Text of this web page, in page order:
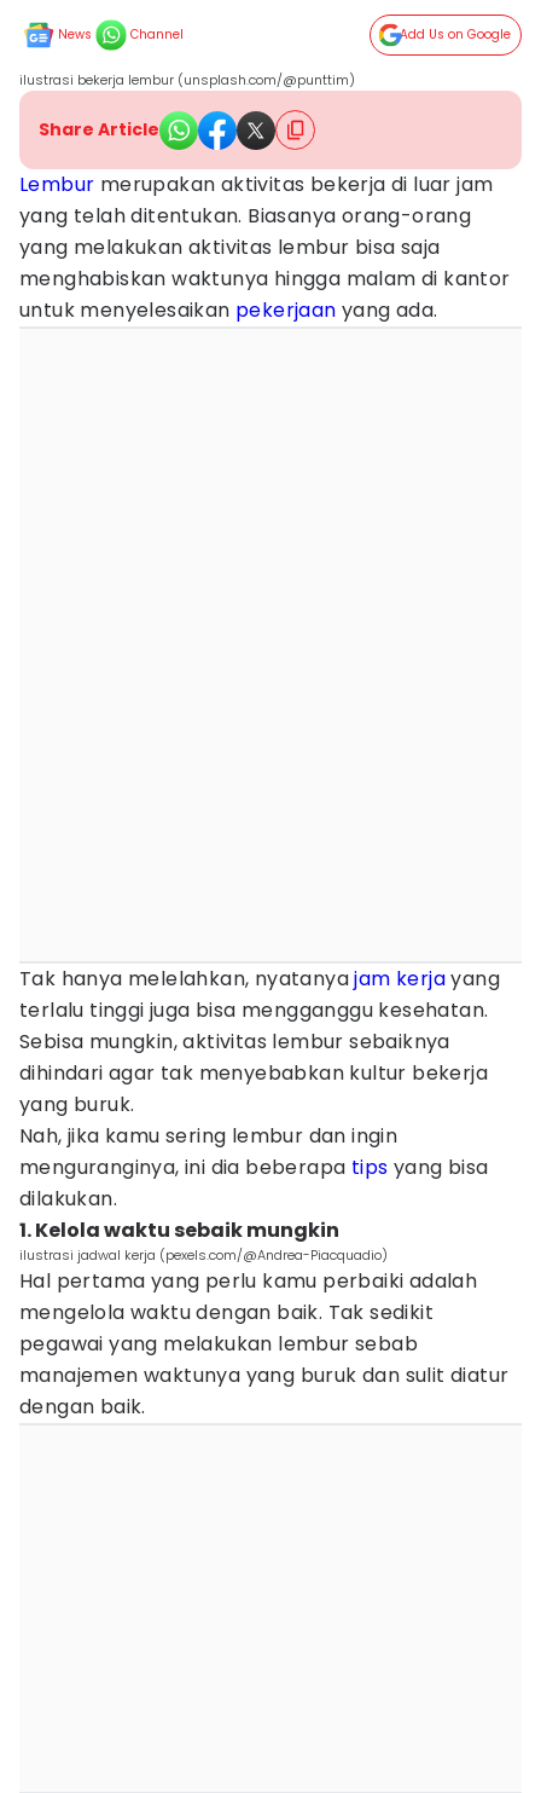
News Channel Add Us on Google
ilustrasi bekerja lembur (unsplash.com/@punttim)
Share Article
Lembur merupakan aktivitas bekerja di luar jam
yang telah ditentukan. Biasanya orang-orang
yang melakukan aktivitas lembur bisa saja
menghabiskan waktunya hingga malam di kantor
untuk menyelesaikan pekerjaan yang ada.
Tak hanya melelahkan, nyatanyajam kerjayang
terlalu tinggi juga bisa mengganggu kesehatan.
Sebisa mungkin, aktivitas lembur sebaiknya
dihindari agar tak menyebabkan kultur bekerja
yang buruk.
Nah, jika kamu sering lembur dan ingin
menguranginya, ini dia beberapa tips yang bisa
dilakukan.
1. Kelola waktu sebaik mungkin
ilustrasi jadwal kerja (pexels.com/@Andrea-Piacquadio)
Hal pertama yang perlu kamu perbaiki adalah
mengelola waktu dengan baik. Tak sedikit
pegawai yang melakukan lembur sebab
manajemen waktunya yang buruk dan sulit diatur
dengan baik.